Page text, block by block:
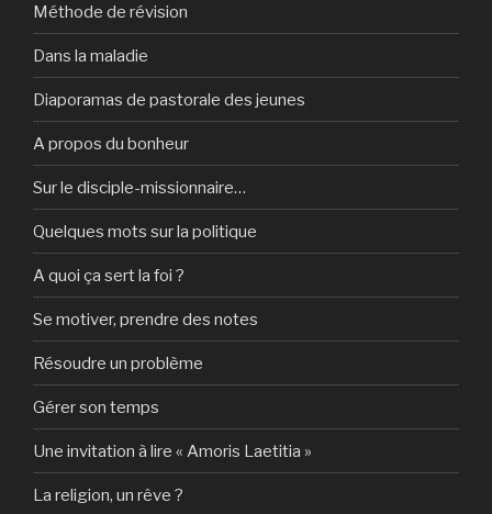
Méthode de révision
Dans la maladie
Diaporamas de pastorale des jeunes
A propos du bonheur
Sur le disciple-missionnaire…
Quelques mots sur la politique
A quoi ça sert la foi ?
Se motiver, prendre des notes
Résoudre un problème
Gérer son temps
Une invitation à lire « Amoris Laetitia »
La religion, un rêve ?